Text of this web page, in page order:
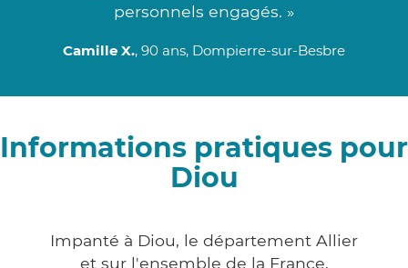
personnels engagés. »
Camille X., 90 ans, Dompierre-sur-Besbre
Informations pratiques pour
Diou
Impanté à Diou, le département Allier
et sur l'ensemble de la France,